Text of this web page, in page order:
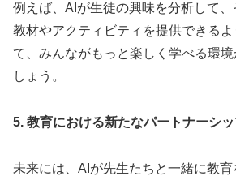
例えば、AIが生徒の興味を分析して
教材やアクティビティを提供できる
て、みんながもっと楽しく学べる環
しょう。
5. 教育における新たなパートナーシ
未来には、AIが先生たちと一緒に教